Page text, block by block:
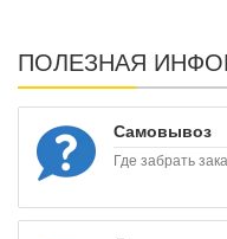
ПОЛЕЗНАЯ
Самовывоз
Где забрать